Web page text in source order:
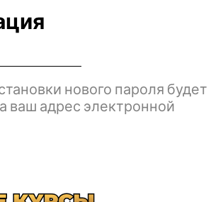
нового пароля будет
ваш адрес электронной